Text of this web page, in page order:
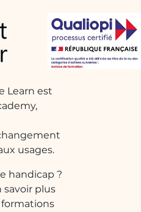
Learn est
usages.
handicap ?
savoir plus
formations